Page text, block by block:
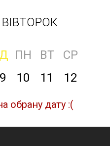
ПН ВТ
СР
10 11 12
обрану дату :(